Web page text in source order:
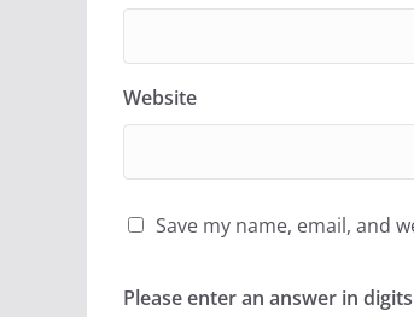
Website
Save my name, email, and
Please enter an answer in